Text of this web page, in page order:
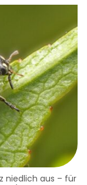
niedlich aus – für